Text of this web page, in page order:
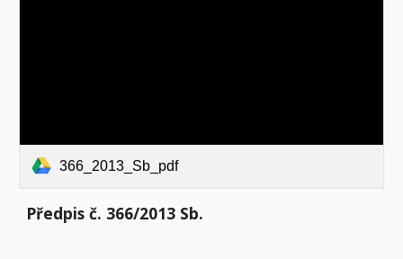
366_2013_Sb_pdf
Předpis č. 366/2013 Sb.